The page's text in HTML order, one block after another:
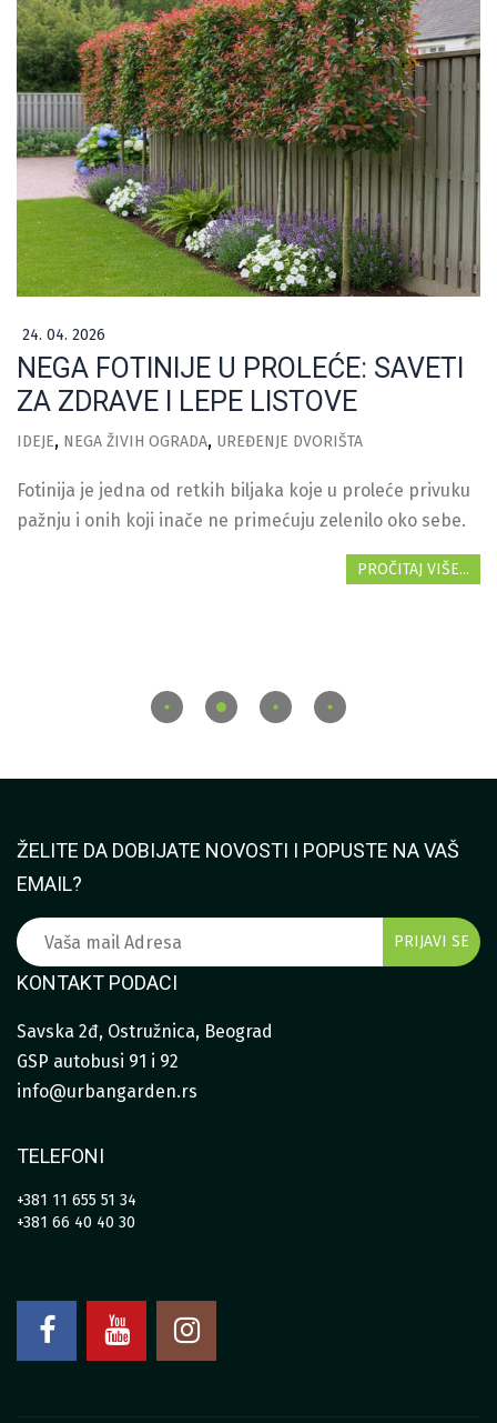
24. 04. 2026
NEGA FOTINIJE U PROLEĆE: SAVETI
ZA ZDRAVE I LEPE LISTOVE
IDEJE NEGA ŽIVIH OGRADA UREĐENJE DVORIŠTA
Fotinija je jedna od retkih biljaka koje u proleće privuku
pažnju i onih koji inače ne primećuju zelenilo oko sebe.
PROČITAJ VIŠE...
ŽELITE DA DOBIJATE NOVOSTI I POPUSTE NA VAŠ
EMAIL?
KONTAKT PODACI
Savska 2đ, Ostružnica, Beograd
GSP autobusi 91 i 92
info@urbangarden.rs
TELEFONI
+381 11 655 51 34
+381 66 40 40 30